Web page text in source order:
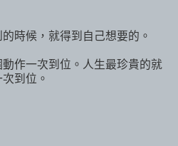
時候，就得到自己想要的。
作一次到位。人生最珍貴的就
到位。